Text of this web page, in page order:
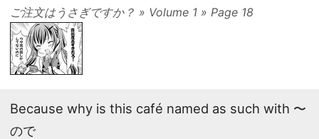
ご注文はうさぎですか？ » Volume 1 » Page 18
Because why is this café named as such with 〜
ので